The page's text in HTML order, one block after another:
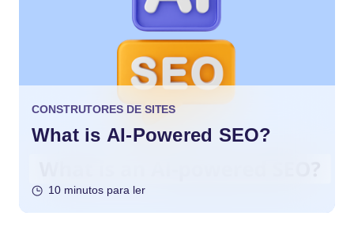
CONSTRUTORES DE SITES
What is AI-Powered SEO?
10 minutos para ler